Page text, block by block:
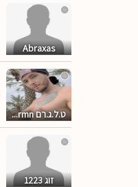
Abraxas
ט.ל.ג.רם rmn...
זוג 1223